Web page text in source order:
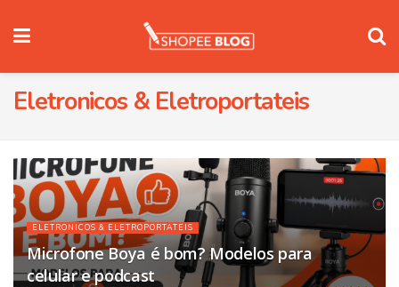
Eletronicos & Eletroportateis
ELETRONICOS & ELETROPORTATEIS
Microfone Boya é bom? Modelos para
celular e podcast